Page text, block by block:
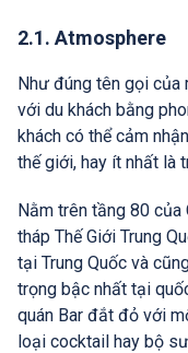
2.1. Atmosphere
Như đúng tên gọi của
với du khách bằng
khách có thể cảm
thế giới, hay ít nhất là
Nằm trên tầng 80 của
tháp Thế Giới Trung
tại Trung Quốc và
trọng bậc nhất tại
quán Bar đắt đỏ với
loại cocktail hay bộ